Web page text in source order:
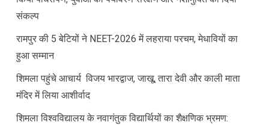
संकल्प
रामपुर की 5 बेटियों ने NEET-2026 में लहराया परचम, मेधावियों का
हुआ सम्मान
शिमला पहुंचे आचार्य विजय भारद्वाज, जाखू, तारा देवी और काली माता
मंदिर में लिया आशीर्वाद
शिमला विश्वविद्यालय के नवागंतुक विद्यार्थियों का शैक्षणिक भ्रमण: